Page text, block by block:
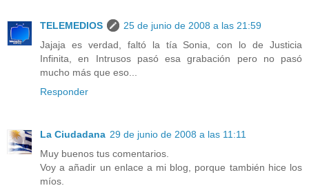
TELEMEDIOS
25 de junio de 2008 a las 21:59
Jajaja es verdad, faltó la tía Sonia, con lo de Justicia
Infinita, en Intrusos pasó esa grabación pero no pasó
mucho más que eso...
Responder
La Ciudadana 29 de junio de 2008 a las 11:11
Muy buenos tus comentarios.
Voy a añadir un enlace a mi blog, porque también hice los
míos.